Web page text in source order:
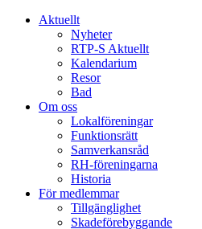
Aktuellt
Nyheter
RTP-S Aktuellt
Kalendarium
Resor
Bad
Om oss
Lokalföreningar
Funktionsrätt
Samverkansråd
RH-föreningarna
Historia
För medlemmar
Tillgänglighet
Skadeförebyggande